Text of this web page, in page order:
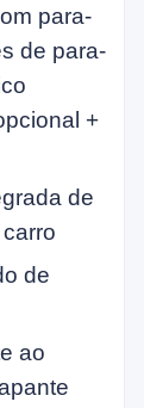
para-
de para-
+
de
de
ao